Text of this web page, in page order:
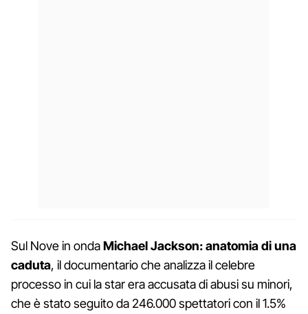
Sul Nove in ondaMichael Jackson: anatomia di una
caduta, il documentario che analizza il celebre
processo in cui la star era accusata di abusi su minori,
che è stato seguito da 246.000 spettatori con il 1.5%